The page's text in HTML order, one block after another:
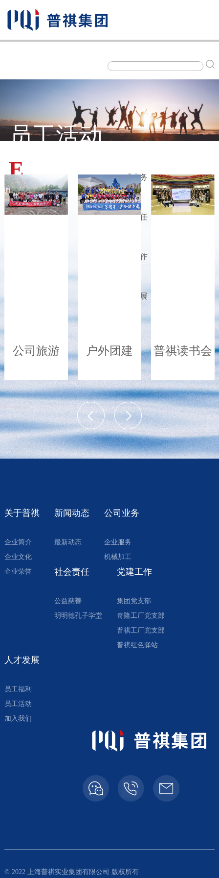
新闻动态
公司业务
社会责任
党建工作
人才发展
员工活动
EMPLOYEE
ACTIVITY
公司旅游 户外团建 普祺读书会
关于普祺
企业简介
企业文化
企业荣誉
新闻动态
最新动态
公司业务
企业服务
机械加工
社会责任
公益慈善
明明德孔子学堂
党建工作
集团党支部
奇隆工厂党支部
普祺工厂党支部
普祺红色驿站
人才发展
员工福利
员工活动
加入我们
奇隆：
传真：
© 2022 上海普祺实业集团有限公司 版权所有